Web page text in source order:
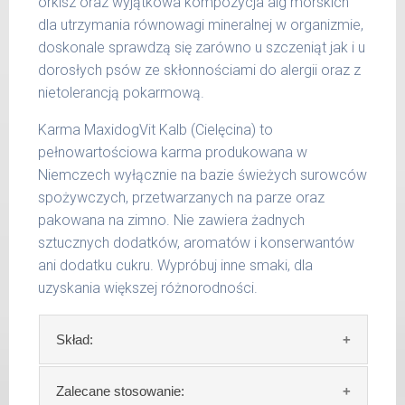
36 -
50 kg
1000 g
65 kg
1200 g
Podane liczby są wartościami orientacyjnymi.
Indywidualne potrzeby zależne są od rasy,
aktywności, warunków hodowli oraz innych
czynników.
Waga netto/Nr art.: 200 g/1003 | 400
g/1019 | 800 g/1027
dla utrzymania równowagi mineralnej w organizmie,
doskonale sprawdzą się zarówno u szczeniąt jak i u
dorosłych psów ze skłonnościami do alergii oraz z
nietolerancją pokarmową.
Karma MaxidogVit Kalb (Cielęcina) to
pełnowartościowa karma produkowana w
Niemczech wyłącznie na bazie świeżych surowców
spożywczych, przetwarzanych na parze oraz
pakowana na zimno. Nie zawiera żadnych
sztucznych dodatków, aromatów i konserwantów
ani dodatku cukru. Wypróbuj inne smaki, dla
uzyskania większej różnorodności.
Skład:
Skład:mięso i produkty pochodzenia
Zalecane stosowanie: